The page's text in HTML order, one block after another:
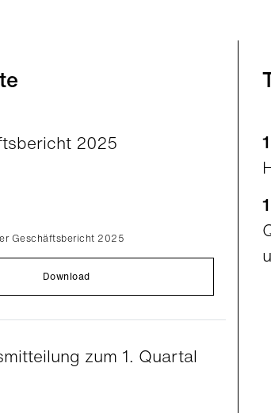
2025
Geschäftsbericht 2025
Download
zum 1. Quartal